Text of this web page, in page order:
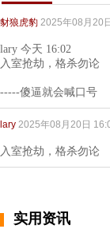
豺狼虎豹 2025年08月20
lary 今天 16:02
入室抢劫，格杀勿论
-----傻逼就会喊口号
lary 2025年08月20日
入室抢劫，格杀勿论
实用资讯